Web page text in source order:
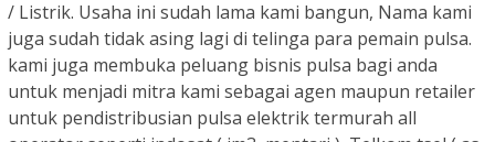
/ Listrik. Usaha ini sudah lama kami bangun, Nama kami
juga sudah tidak asing lagi di telinga para pemain pulsa.
kami juga membuka peluang bisnis pulsa bagi anda
untuk menjadi mitra kami sebagai agen maupun retailer
untuk pendistribusian pulsa elektrik termurah all